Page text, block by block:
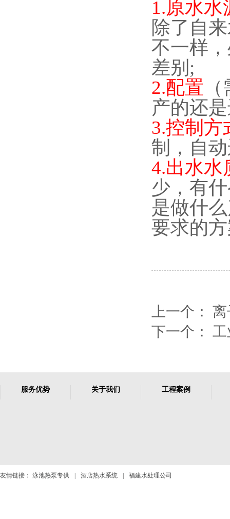
1.原水水
除了自
不一样
差别 ;
2.配置
产的还
3.控制方
制，自
4.出水水
少，有
是做什
要求的
上一个： 离
下一个：
服务优势 关于我们 工程案例
友情链接： 泳池热泵专供 酒店热水系统 福建水处理公司